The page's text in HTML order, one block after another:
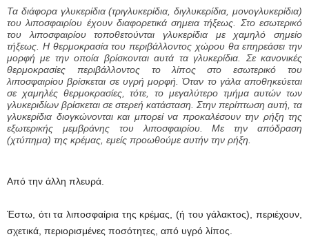
Τα διάφορα γλυκερίδια (τριγλυκερίδια, διγλυκερίδια, μονογλυκερίδια)
του λιποσφαιρίου έχουν διαφορετικά σημεια τήξεως. Στο εσωτερικό
του λιποσφαιρίου τοποθετούνται γλυκερίδια με χαμηλό σημείο
τήξεως. Η θερμοκρασία του περιβάλλοντος χώρου θα επηρεάσει την
μορφή με την οποία βρίσκονται αυτά τα γλυκερίδια. Σε κανονικές
θερμοκρασίες περιβάλλοντος το λίπος στο εσωτερικό του
λιποσφαιρίου βρίσκεται σε υγρή μορφή. Όταν το γάλα αποθηκεύεται
σε χαμηλές θερμοκρασίες, τότε, το μεγαλύτερο τμήμα αυτών των
γλυκεριδίων βρίσκεται σε στερεή κατάσταση. Στην περίπτωση αυτή, τα
γλυκερίδια διογκώνονται και μπορεί να προκαλέσουν την ρήξη της
εξωτερικής μεμβράνης του λιποσφαιρίου. Με την απόδραση
(χτύπημα) της κρέμας, εμείς προωθούμε αυτήν την ρήξη.
Από την άλλη πλευρά.
Έστω, ότι τα λιποσφαίρια της κρέμας, (ή του γάλακτος), περιέχουν,
σχετικά, περιορισμένες ποσότητες, από υγρό λίπος.